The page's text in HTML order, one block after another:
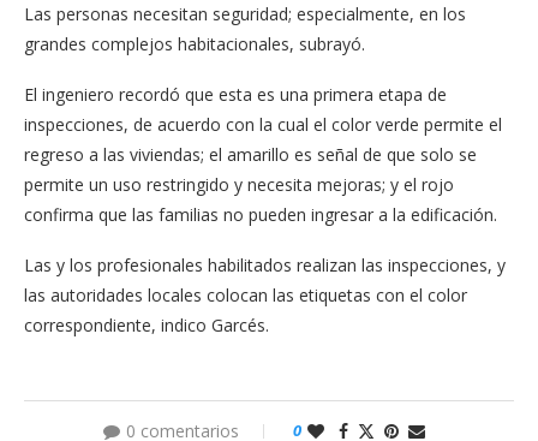
Las personas necesitan seguridad; especialmente, en los
grandes complejos habitacionales, subrayó.
El ingeniero recordó que esta es una primera etapa de
inspecciones, de acuerdo con la cual el color verde permite el
regreso a las viviendas; el amarillo es señal de que solo se
permite un uso restringido y necesita mejoras; y el rojo
confirma que las familias no pueden ingresar a la edificación.
Las y los profesionales habilitados realizan las inspecciones, y
las autoridades locales colocan las etiquetas con el color
correspondiente, indico Garcés.
0 comentarios 0